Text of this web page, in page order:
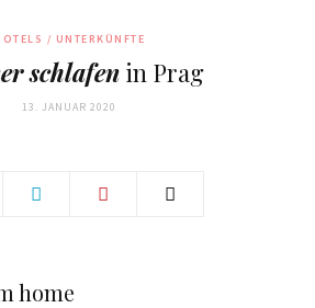
/ UNTERKÜNFTE
schlafen in Prag
13. JANUAR 2020
home